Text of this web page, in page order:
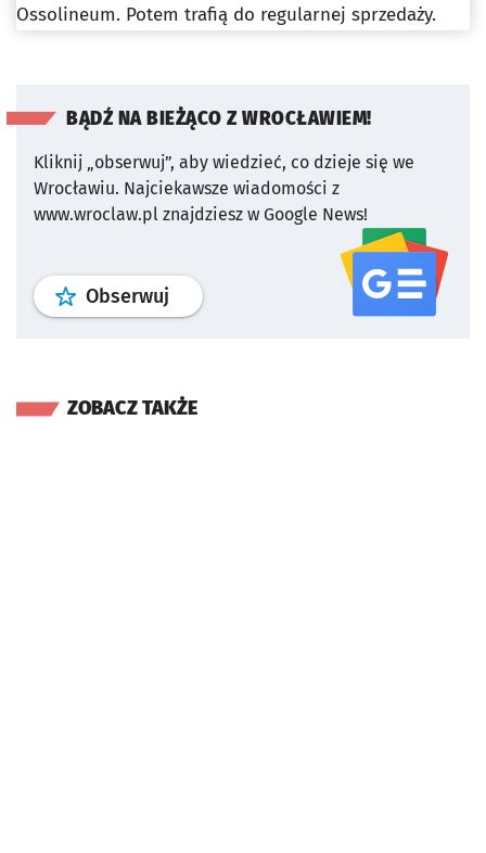
Ossolineum. Potem trafią do regularnej sprzedaży.
BĄDŹ NA BIEŻĄCO Z WROCŁAWIEM!
Kliknij „obserwuj”, aby wiedzieć, co dzieje się we
Wrocławiu. Najciekawsze wiadomości z
www.wroclaw.pl znajdziesz w Google News!
Obserwuj profil serwisu
ZOBACZ TAKŻE